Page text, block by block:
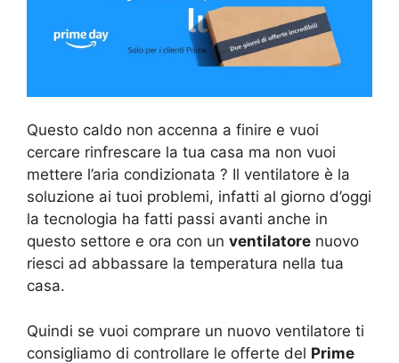
Questo caldo non accenna a finire e vuoi
cercare rinfrescare la tua casa ma non vuoi
mettere l’aria condizionata ? Il ventilatore è la
soluzione ai tuoi problemi, infatti al giorno d’oggi
la tecnologia ha fatti passi avanti anche in
questo settore e ora con un ventilatore nuovo
riesci ad abbassare la temperatura nella tua
casa.
Quindi se vuoi comprare un nuovo ventilatore ti
consigliamo di controllare le offerte del Prime